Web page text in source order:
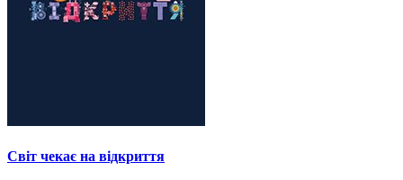
Світ чекає на відкриття